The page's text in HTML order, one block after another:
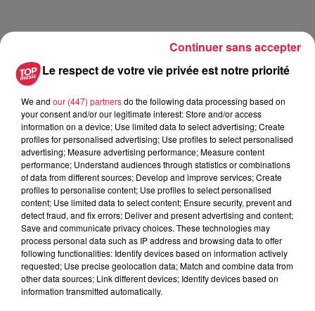
Organisateur
Karel VAN ACKER
0630221355
Tarif Gratuit
La GYM CONCORDIA organise ses portes ouvertes le 09
septembre 2018 de 09hr à 17hr au Gymnase Leclerc à
SCHILTIGHEIM. Venez découvrir nos différentes séances
de gym et de remise en forme pour petits et grands.
Le respect de votre vie privée est notre priorité
We and our (447) partnersdo the following data processing based on
your consent and/or our legitimate interest: Store and/or access
information on a device; Use limited data to select advertising; Create
profiles for personalised advertising; Use profiles to select personalised
advertising; Measure advertising performance; Measure content
performance; Understand audiences through statistics or combinations
of data from different sources; Develop and improve services; Create
profiles to personalise content; Use profiles to select personalised
content; Use limited data to select content; Ensure security, prevent and
detect fraud, and fix errors; Deliver and present advertising and content;
Save and communicate privacy choices. These technologies may
process personal data such as IP address and browsing data to offer
following functionalities: Identify devices based on information actively
requested; Use precise geolocation data; Match and combine data from
other data sources; Link different devices; Identify devices based on
information transmitted automatically.
Continuer sans accepter